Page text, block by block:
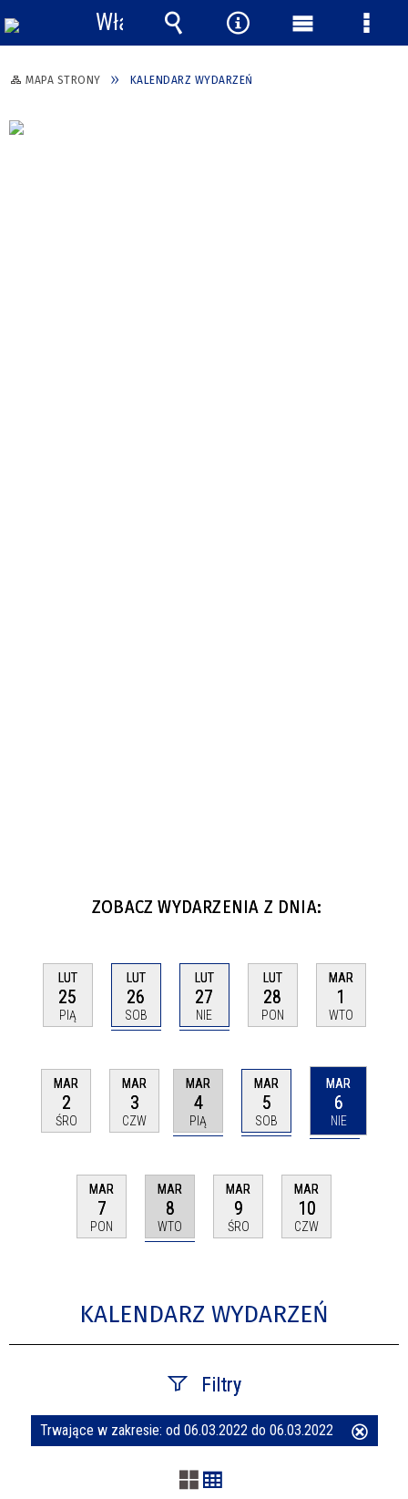
MAPA STRONY KALENDARZ WYDARZEŃ
ZOBACZ WYDARZENIA Z DNIA:
LUT
25
PIĄ
LUT
26
SOB
LUT
27
NIE
LUT
28
PON
MAR
1
WTO
MAR
2
ŚRO
MAR
3
CZW
MAR
4
PIĄ
MAR
5
SOB
MAR
6
NIE
MAR
7
PON
MAR
8
WTO
MAR
9
ŚRO
MAR
10
CZW
KALENDARZ WYDARZEŃ
Filtry
Szukana fraza
Trwające w zakresie: od 06.03.2022 do 06.03.2022
Włącz
powiadomienia
Wyszukiwarka
Narzędzia
Menu Menu